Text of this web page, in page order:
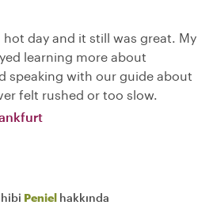
day and it still was great. My
learning more about
speaking with our guide about
felt rushed or too slow.
Peniel hakkında